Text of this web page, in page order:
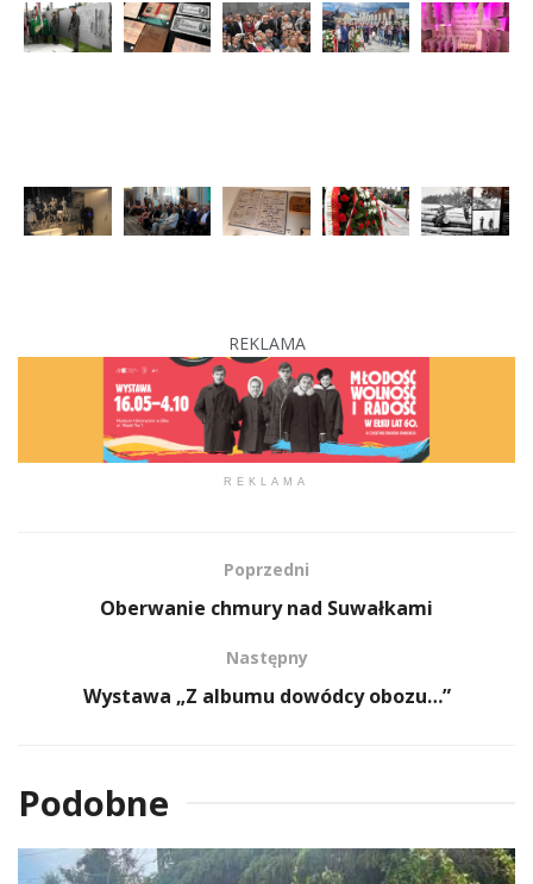
REKLAMA
REKLAMA
Poprzedni
Oberwanie chmury nad Suwałkami
Następny
Wystawa „Z albumu dowódcy obozu…”
Podobne